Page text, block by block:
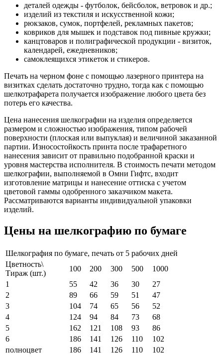
деталей одежды - футболок, бейсболок, ветровок и др.;
изделий из текстиля и искусственной кожи;
рюкзаков, сумок, портфелей, рекламных пакетов;
ковриков для мышек и подставок под пивные кружки;
канцтоваров и полиграфической продукции - визиток,
календарей, ежедневников;
самоклеящихся этикеток и стикеров.
Печать на черном фоне с помощью лазерного принтера на
визитках сделать достаточно трудно, тогда как с помощью
шелкотрафарета получается изображение любого цвета без
потерь его качества.
Цена нанесения шелкографии на изделия определяется
размером и сложностью изображения, типом рабочей
поверхности (плоская или выпуклая) и величиной заказанной
партии. Износостойкость принта после трафаретного
нанесения зависит от правильно подобранной краски и
уровня мастерства исполнителя. В стоимость печати методом
шелкографии, выполняемой в Омни Гифтс, входит
изготовление матрицы и нанесение оттиска с учетом
цветовой гаммы одобренного заказчиком макета.
Рассматриваются варианты индивидуальной упаковки
изделий.
Цены на шелкографию по бумаге
Шелкография по бумаге, печать от 5 рабочих дней
Цветность\
Тираж (шт.)
100 200 300 500
1000
1
55 42 36 30
27
2
89 66 59 51
47
3
104 74 65 56
52
4
124 94 84 73
68
5
162 121 108 93
86
6
186 141 126 110
102
полноцвет
186 141 126 110 102